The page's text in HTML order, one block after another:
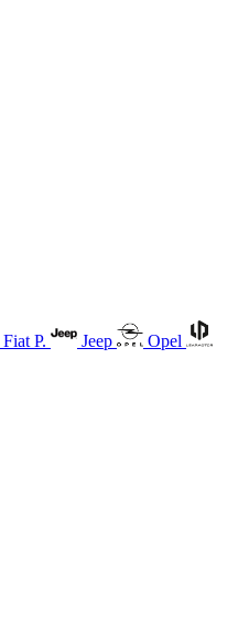
Fiat P. Jeep
Opel